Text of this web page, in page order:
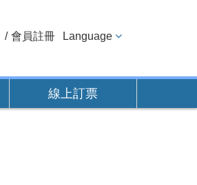
會員註冊 Language
線上訂票